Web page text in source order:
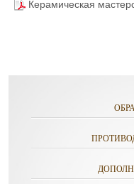
Керамическая